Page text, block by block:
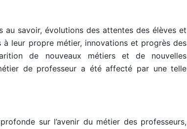
au savoir, évolutions des attentes des élèves et
leur propre métier, innovations et progrès des
de nouveaux métiers et de nouvelles
de professeur a été affecté par une telle
sur l’avenir du métier des professeurs,